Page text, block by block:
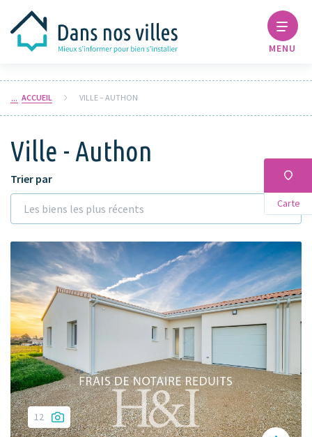
MENU
ACCUEIL VILLE – AUTHON
Ville - Authon
Carte
Trier par
Les biens les plus récents
12